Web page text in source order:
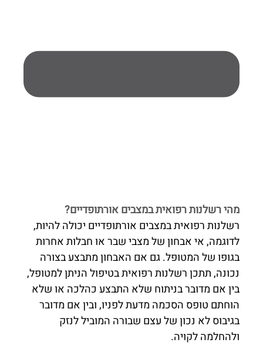
מהי רשלנות רפואית במצבים אורתופדיים?
רשלנות רפואית במצבים אורתופדיים יכולה להיות,
לדוגמה, אי אבחון של מצבי שבר או חבלות אחרות
בגופו של המטופל. גם אם האבחון מתבצע בצורה
נכונה, תתכן רשלנות רפואית בטיפול הניתן למטופל,
בין אם מדובר בניתוח שלא התבצע כהלכה או שלא
הוחתם טופס הסכמה מדעת לפניו, ובין אם מדובר
בגיבוס לא נכון של עצם שבורה המוביל לנזק
ולהחלמה לקויה.